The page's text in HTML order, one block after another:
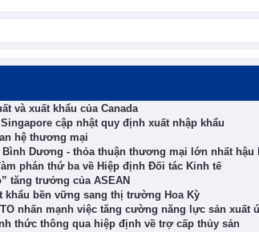
và xuất khẩu của Canada
cập nhật quy định xuất nhập khẩu
hệ thương mại
Dương - thỏa thuận thương mại lớn nhất hậu
phán thứ ba về Hiệp định Đối tác Kinh tế
tăng trưởng của ASEAN
khẩu bền vững sang thị trường Hoa Kỳ
nhấn mạnh việc tăng cường năng lực sản
thức thông qua hiệp định về trợ cấp thủy sản